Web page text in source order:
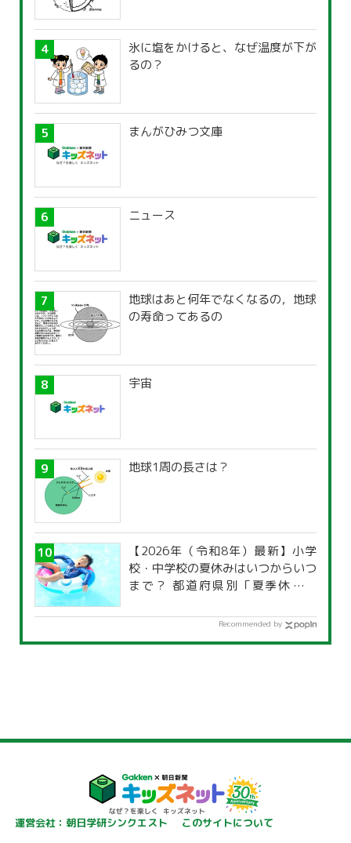
氷に塩をかけると、なぜ温度が下が
るの？
まんがひみつ文庫
ニュース
地球はあと何年でなくなるの，地球
の寿命ってあるの
宇宙
地球1周の長さは？
【2026年（令和8年）最新】小学
校・中学校の夏休みはいつからいつ
まで？ 都道府県別「夏季休暇一
Recommended by
運営会社：朝日学研シンクエスト このサイトについて